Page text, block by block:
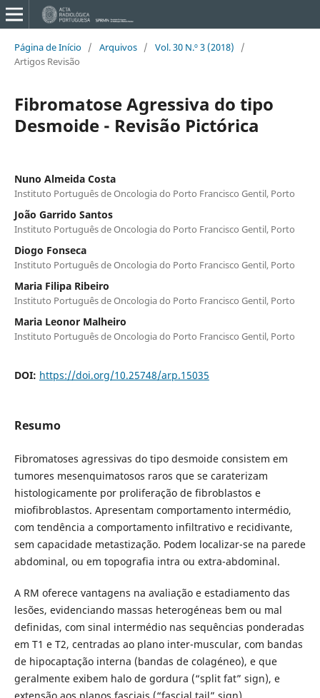
Página de Início / Arquivos / Vol. 30 N.º 3 (2018)
/
Artigos Revisão
Fibromatose Agressiva do tipo
Desmoide - Revisão Pictórica
Nuno Almeida Costa
Instituto Português de Oncologia do Porto Francisco Gentil, Porto
João Garrido Santos
Instituto Português de Oncologia do Porto Francisco Gentil, Porto
Diogo Fonseca
Instituto Português de Oncologia do Porto Francisco Gentil, Porto
Maria Filipa Ribeiro
Instituto Português de Oncologia do Porto Francisco Gentil, Porto
Maria Leonor Malheiro
Instituto Português de Oncologia do Porto Francisco Gentil, Porto
DOI: https://doi.org/10.25748/arp.15035
Resumo
Fibromatoses agressivas do tipo desmoide consistem em
tumores mesenquimatosos raros que se caraterizam
histologicamente por proliferação de fibroblastos e
miofibroblastos. Apresentam comportamento intermédio,
com tendência a comportamento infiltrativo e recidivante,
sem capacidade metastização. Podem localizar-se na parede
abdominal, ou em topografia intra ou extra-abdominal.
A RM oferece vantagens na avaliação e estadiamento das
lesões, evidenciando massas heterogéneas bem ou mal
definidas, com sinal intermédio nas sequências ponderadas
em T1 e T2, centradas ao plano inter-muscular, com bandas
de hipocaptação interna (bandas de colagéneo), e que
geralmente exibem halo de gordura (“split fat” sign), e